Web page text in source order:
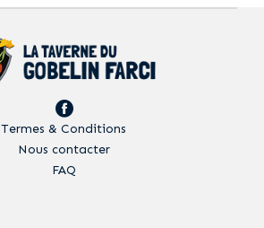
Termes & Conditions
Nous contacter
FAQ